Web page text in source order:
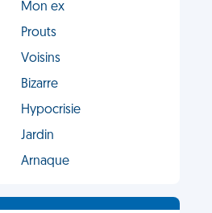
Mon ex
Prouts
Voisins
Bizarre
Hypocrisie
Jardin
Arnaque